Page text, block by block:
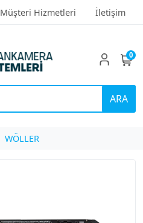
Müşteri Hizmetleri İletişim
ARA
0
WÖLLER